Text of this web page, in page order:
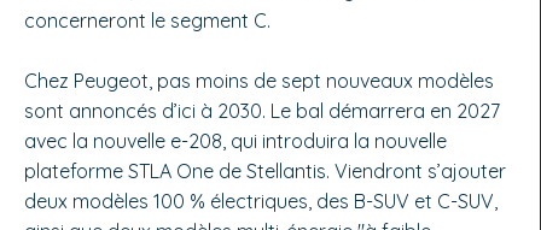
concerneront le segment C.
Chez Peugeot, pas moins de sept nouveaux modèles
sont annoncés d’ici à 2030. Le bal démarrera en 2027
avec la nouvelle e-208, qui introduira la nouvelle
plateforme STLA One de Stellantis. Viendront s’ajouter
deux modèles 100 % électriques, des B-SUV et C-SUV,